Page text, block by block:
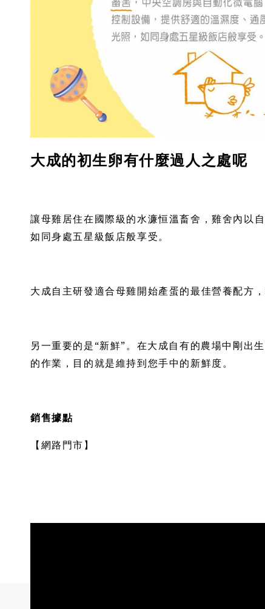
大成的初生卵有什麼過人之處呢
讓母雞居住在國際級的水濂恒溫畜舍，雞舍內以
如同身處五星級飯店般享受。
大成自主研發適合母雞開始產蛋的最佳營養配方
另一重要的是“新鮮”。在大成自有的農場中剛出
的作業，目的就是維持到您手中的新鮮度。
銷售據點
【網路門市】